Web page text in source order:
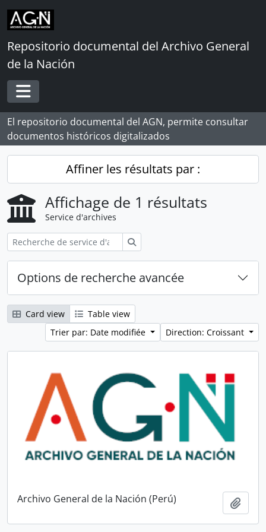
Skip to main content
Repositorio documental del Archivo General
de la Nación
Toggle navigation
El repositorio documental del AGN, permite consultar
documentos históricos digitalizados
Affiner les résultats par :
Affichage de 1 résultats
Service d'archives
Options de recherche avancée
Card view
Table view
Trier par: Date modifiée
Direction: Croissant
Archivo General de la Nación (Perú)